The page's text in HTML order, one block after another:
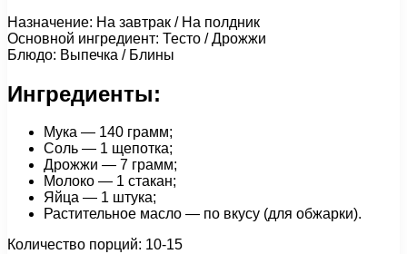
Назначение: На завтрак / На полдник
Основной ингредиент: Тесто / Дрожжи
Блюдо: Выпечка / Блины
Ингредиенты:
Мука — 140 грамм;
Соль — 1 щепотка;
Дрожжи — 7 грамм;
Молоко — 1 стакан;
Яйца — 1 штука;
Растительное масло — по вкусу (для обжарки).
Количество порций: 10-15